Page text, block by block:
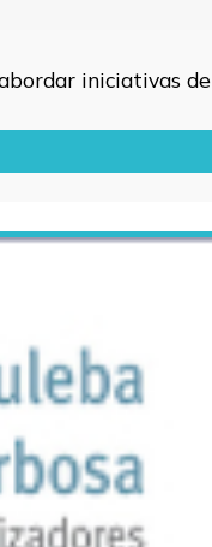
iniciativas de